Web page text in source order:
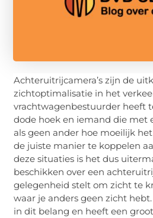
Achteruitrijcamera’s zijn de
zichtoptimalisatie in het
vrachtwagenbestuurder heeft
dode hoek en iemand die met
als geen ander hoe moeilijk
de juiste manier te koppelen
deze situaties is het dus
beschikken over een
gelegenheid stelt om zicht te
waar je anders geen zicht
in dit belang en heeft een